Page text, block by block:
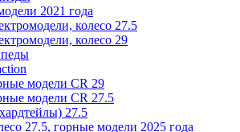
2021 года
колесо 27.5
колесо 29
модели CR 29
модели CR 27.5
27.5
27.5, горные модели 2025 года